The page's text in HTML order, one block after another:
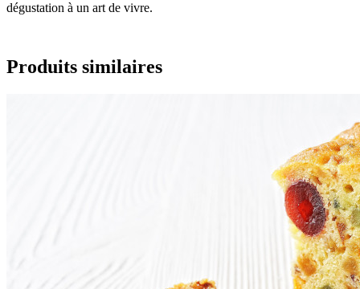
dégustation à un art de vivre.
Produits similaires